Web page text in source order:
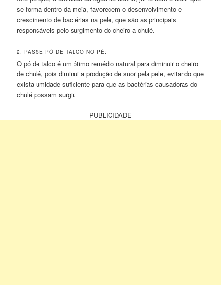
se forma dentro da meia, favorecem o desenvolvimento e
crescimento de bactérias na pele, que são as principais
responsáveis pelo surgimento do cheiro a chulé.
2. PASSE PÓ DE TALCO NO PÉ:
O pó de talco é um ótimo remédio natural para diminuir o cheiro
de chulé, pois diminui a produção de suor pela pele, evitando que
exista umidade suficiente para que as bactérias causadoras do
chulé possam surgir.
PUBLICIDADE